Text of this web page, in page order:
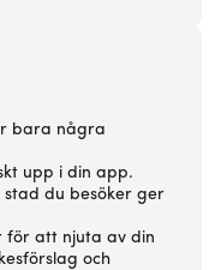
bara några
upp i din app.
du besöker ger
för att njuta av din
och